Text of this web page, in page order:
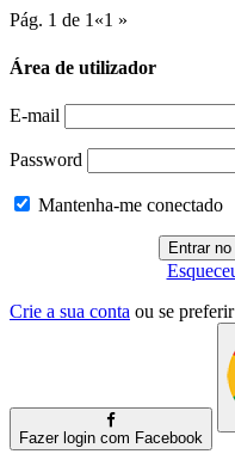
Pág. 1 de 1 «1 »
Área de utilizador
E-mail
Password
Mantenha-me conectado
Crie a sua conta ou se
Fazer login com Facebook